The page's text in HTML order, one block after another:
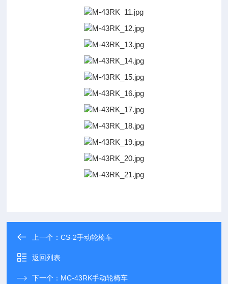
上一个：CS-2手动轮椅车
返回列表
下一个： MC-43RK手动轮椅车